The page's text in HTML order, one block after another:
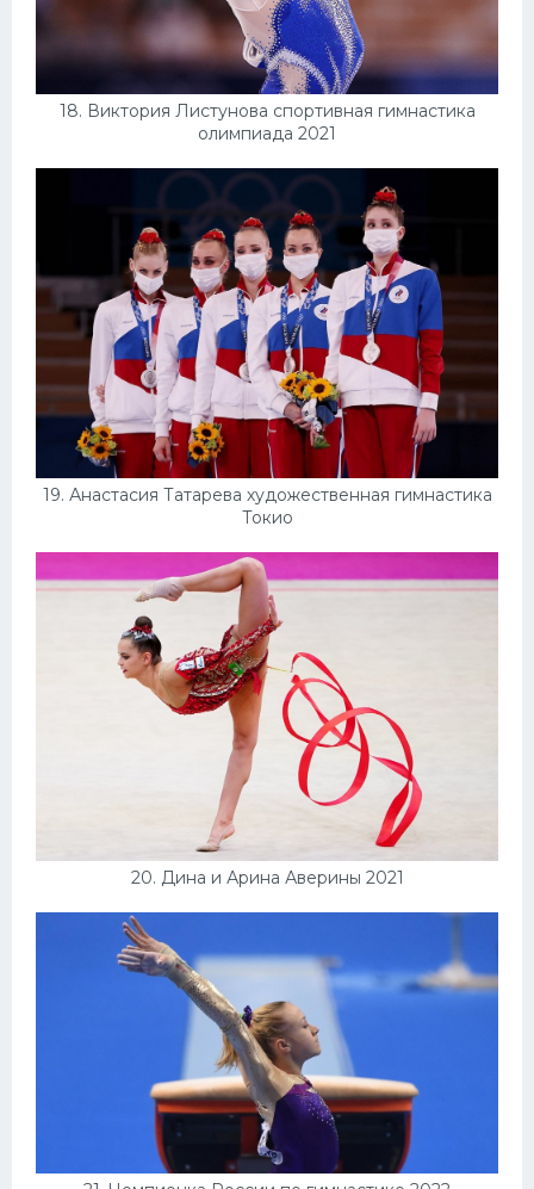
18. Виктория Листунова спортивная гимнастика
олимпиада 2021
19. Анастасия Татарева художественная гимнастика
Токио
20. Дина и Арина Аверины 2021